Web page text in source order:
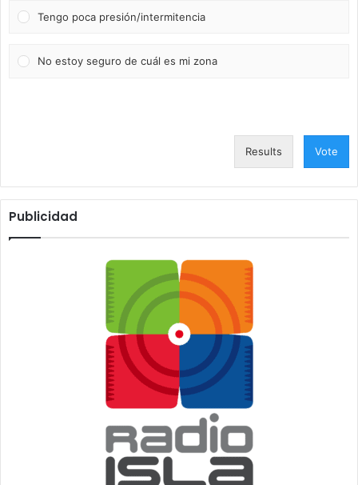
Tengo poca presión/intermitencia
No estoy seguro de cuál es mi zona
Results Vote
Publicidad